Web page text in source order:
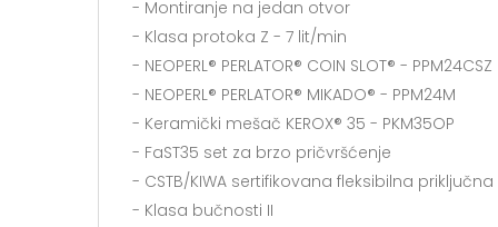
- Montiranje na jedan otvor
- Klasa protoka Z - 7 lit/min
- NEOPERL® PERLATOR® COIN SLOT® - PPM24CSZ
- NEOPERL® PERLATOR® MIKADO® - PPM24M
- Keramički mešač KEROX® 35 - PKM35OP
- FaST35 set za brzo pričvršćenje
- CSTB/KIWA sertifikovana fleksibilna
- Klasa bučnosti II